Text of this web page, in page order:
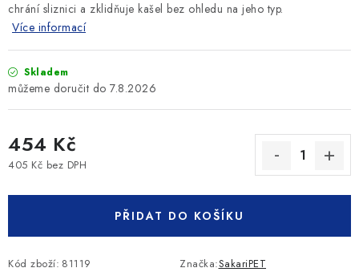
chrání sliznici a zklidňuje kašel bez ohledu na jeho typ.
Více informací
Skladem
7.8.2026
454 Kč
405 Kč bez DPH
PŘIDAT DO KOŠÍKU
Kód zboží: 81119 Značka:SakariPET